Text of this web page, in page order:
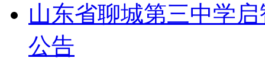
山东省聊城第三中学
公告